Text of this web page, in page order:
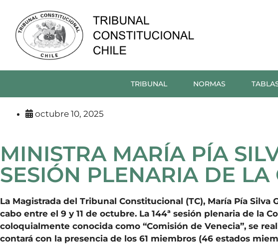
TRIBUNAL NORMAS
octubre 10, 2025
MINISTRA MARÍA PÍA
SESIÓN PLENARIA DE
La Magistrada del Tribunal Constitucional (TC), María Pía
cabo entre el 9 y 11 de octubre. La 144ª sesión plenaria de la
coloquialmente conocida como “Comisión de Venecia”, se
contará con la presencia de los 61 miembros (46 estados